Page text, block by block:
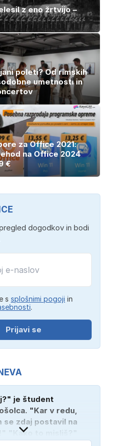
z eno žrtvijo –
poleti? Od rimskih
umetnosti in
za Office 2021:
na Office 2024
€
dogodkov in bodi
s splošnimi pogoji in
.
Prijavi se
je študent
"Kar v redu,
se zdaj postavil na
"Kako to misliš?"